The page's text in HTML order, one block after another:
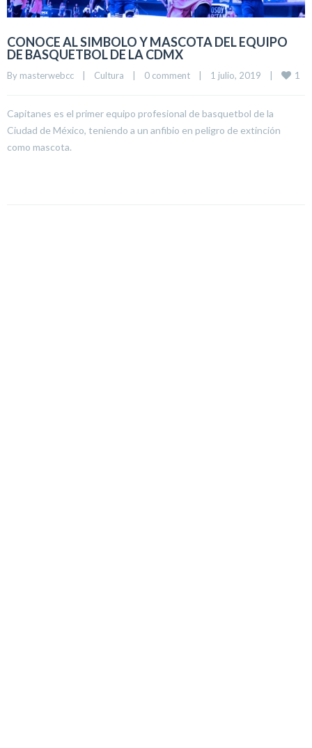
CONOCE AL SIMBOLO Y MASCOTA DEL EQUIPO
DE BASQUETBOL DE LA CDMX
By masterwebcc | Cultura | 0 comment | 1 julio, 2019 | 1
Capitanes es el primer equipo profesional de basquetbol de la
Ciudad de México, teniendo a un anfibio en peligro de extinción
como mascota.